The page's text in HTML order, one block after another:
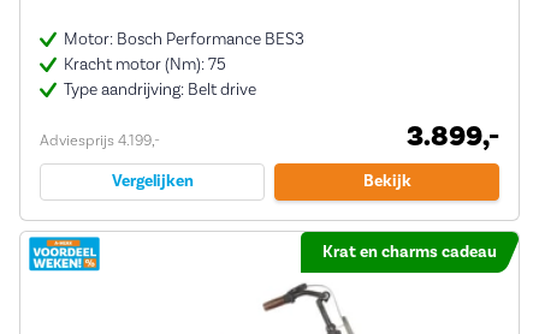
Motor: Bosch Performance BES3
Kracht motor (Nm): 75
Type aandrijving: Belt drive
Adviesprijs 4.199,- 3.899,-
Vergelijken Bekijk
Krat en charms cadeau